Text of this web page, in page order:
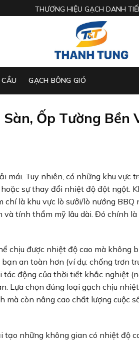
THƯƠNG HIỆU GẠCH DANH
GẠCH BÔNG GIÓ
Ốp Tường Bền
mái. Tuy nhiên, có những khu vực
sự thay đổi nhiệt độ đột ngột.
là khu vực lò sưởi/lò nướng BBQ
tính thẩm mỹ lâu dài. Đó chính
chịu được nhiệt độ cao mà không
an toàn hơn (ví dụ: chống trơn
động của thời tiết khắc nghiệt
Lựa chọn đúng loại gạch chịu
còn nâng cao chất lượng cuộc
tạo những không gian có nhiệt độ